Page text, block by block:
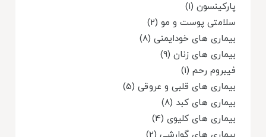
پارکینسون (1)
سلامتی پوست و مو (2)
بیماری های خودایمنی (8)
بیماری های زنان (9)
فیبروم رحم (1)
بیماری های قلبی و عروقی (5)
بیماری های کبد (8)
بیماری های کلیوی (4)